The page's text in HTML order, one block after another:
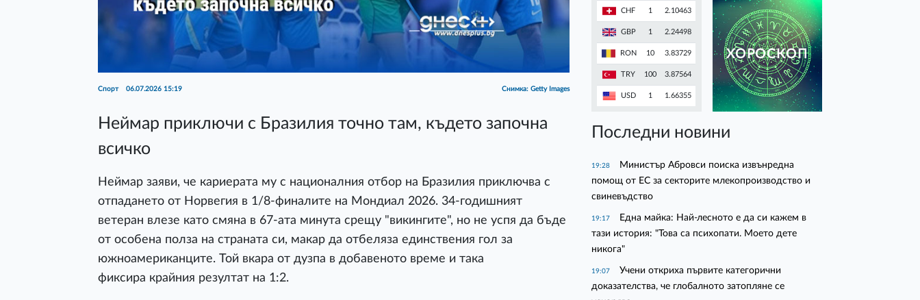
Спорт 06.07.2026 15:19 Снимка: Getty Images
Неймар приключи с Бразилия точно там, където започна
всичко
Неймар заяви, че кариерата му с националния отбор на Бразилия приключва с
отпадането от Норвегия в 1/8-финалите на Мондиал 2026. 34-годишният
ветеран влезе като смяна в 67-ата минута срещу "викингите", но не успя да бъде
от особена полза на страната си, макар да отбеляза единствения гол за
южноамериканците. Той вкара от дузпа в добавеното време и така
фиксира крайния резултат на 1:2.
CHF 1 2.10463
GBP 1 2.24498
RON 10 3.83729
TRY 100 3.87564
USD 1 1.66355
ХОРОСКОП
Последни новини
19:28
Министър Абровси поиска извънредна
помощ от ЕС за секторите млекопроизводство и
свиневъдство
19:17
Една майка: Най-лесното е да си кажем в
тази история: "Това са психопати. Моето дете
никога"
19:07
Учени откриха първите категорични
доказателства, че глобалното затопляне се